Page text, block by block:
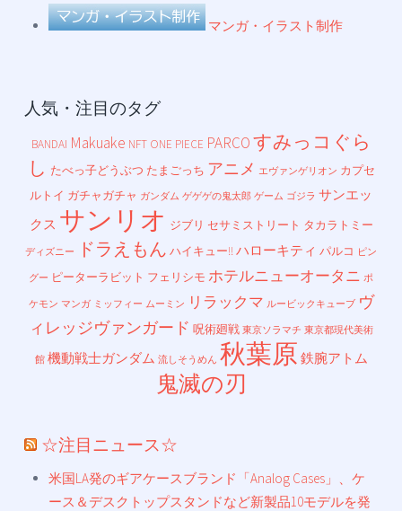
マンガ・イラスト制作
人気・注目のタグ
BANDAI Makuake NFT ONE PIECE PARCOすみっコぐら
し たべっ子どうぶつ たまごっち アニメ エヴァンゲリオン カプセ
ルトイ ガチャガチャ ガンダム ゲゲゲの鬼太郎 ゲーム ゴジラ サンエッ
クス サンリオ ジブリ セサミストリート タカラトミー
ディズニー ドラえもん ハイキュー!!ハローキティ パルコ ピン
グー ピーターラビット フェリシモ ホテルニューオータニ ポ
ケモン マンガ ミッフィー ムーミン リラックマ ルービックキューブ ヴ
ィレッジヴァンガード 呪術廻戦 東京ソラマチ 東京都現代美術
館 機動戦士ガンダム 流しそうめん 秋葉原 鉄腕アトム
鬼滅の刃
☆注目ニュース☆
米国LA発のギアケースブランド「Analog Cases」、ケ
ース＆デスクトップスタンドなど新製品10モデルを発